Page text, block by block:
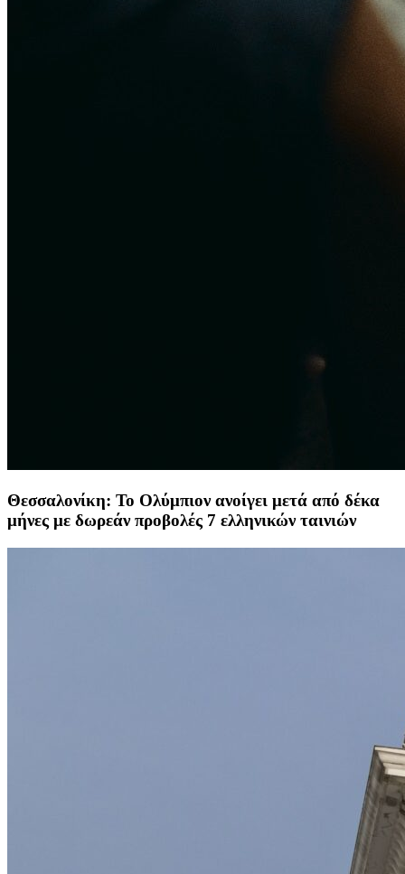
Θεσσαλονίκη: Το Ολύμπιον ανοίγει μετά από δέκα
μήνες με δωρεάν προβολές 7 ελληνικών ταινιών